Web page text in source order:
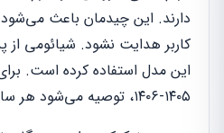
دارند. این چیدمان باعث
کاربر هدایت نشود. شیائومی از
این مدل استفاده کرده است.
۱۴۰۵-۱۴۰۶، توصیه می‌شود هر سال فن‌ها را سرویس کنید.